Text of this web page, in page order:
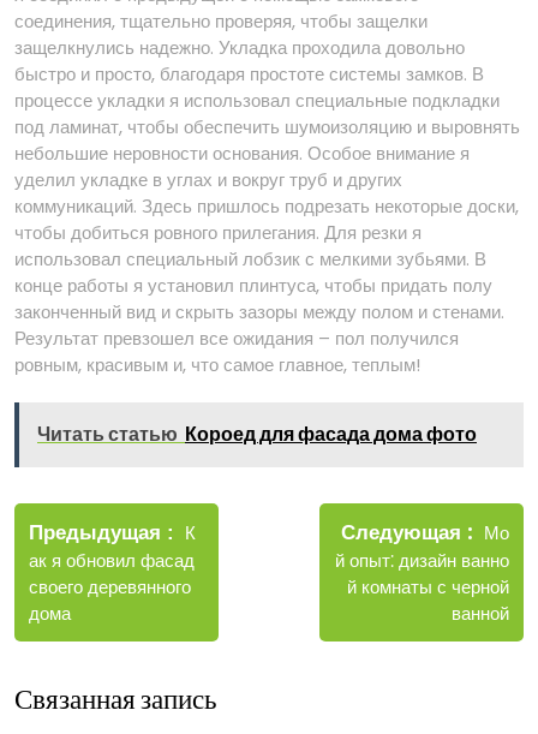
соединения, тщательно проверяя, чтобы защелки
защелкнулись надежно. Укладка проходила довольно
быстро и просто, благодаря простоте системы замков. В
процессе укладки я использовал специальные подкладки
под ламинат, чтобы обеспечить шумоизоляцию и выровнять
небольшие неровности основания. Особое внимание я
уделил укладке в углах и вокруг труб и других
коммуникаций. Здесь пришлось подрезать некоторые доски,
чтобы добиться ровного прилегания. Для резки я
использовал специальный лобзик с мелкими зубьями. В
конце работы я установил плинтуса, чтобы придать полу
законченный вид и скрыть зазоры между полом и стенами.
Результат превзошел все ожидания – пол получился
ровным, красивым и, что самое главное, теплым!
Читать статью Короед для фасада дома фото
Навигация
по
записям
Предыдущая
Старые
записи
К
ак я обновил фасад
своего деревянного
дома
Следующая
Новые
записи
Мо
й опыт⁚ дизайн ванно
й комнаты с черной
ванной
Связанная запись